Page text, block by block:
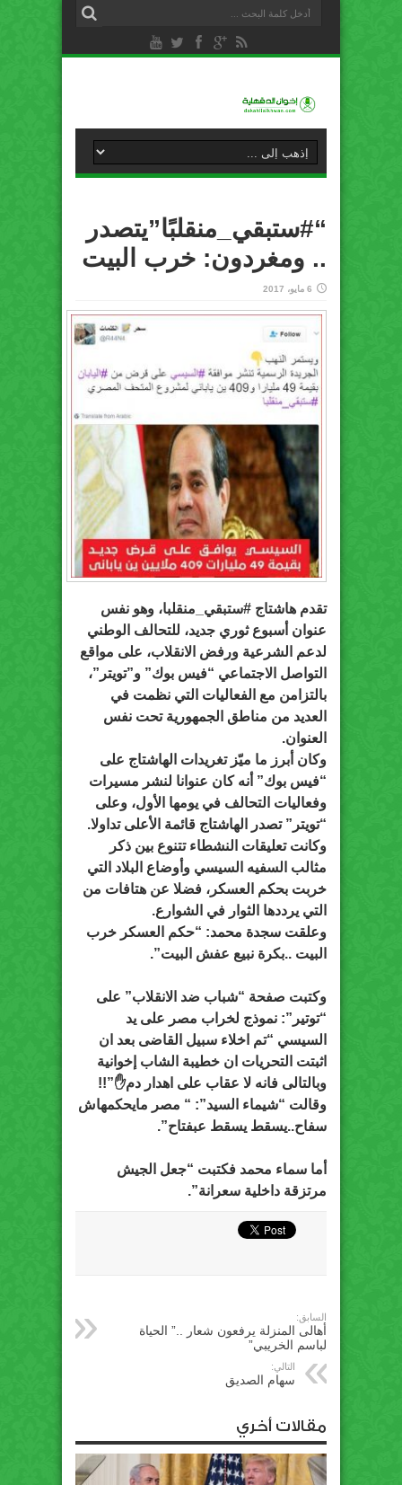
“#ستبقي_منقلبًا”يتصدر
.. ومغردون: خرب البيت
6 مايو، 2017
تقدم هاشتاج #ستبقي_منقلبا، وهو نفس
عنوان أسبوع ثوري جديد، للتحالف الوطني
لدعم الشرعية ورفض الانقلاب، على مواقع
التواصل الاجتماعي “فيس بوك” و”تويتر”،
بالتزامن مع الفعاليات التي نظمت في
العديد من مناطق الجمهورية تحت نفس
العنوان.
وكان أبرز ما ميّز تغريدات الهاشتاج على
“فيس بوك” أنه كان عنوانا لنشر مسيرات
وفعاليات التحالف في يومها الأول، وعلى
“تويتر” تصدر الهاشتاج قائمة الأعلى تداولا.
وكانت تعليقات النشطاء تتنوع بين ذكر
مثالب السفيه السيسي وأوضاع البلاد التي
خربت بحكم العسكر، فضلا عن هتافات من
التي يرددها الثوار في الشوارع.
وعلقت سجدة محمد: “حكم العسكر خرب
البيت ..بكرة نبيع عفش البيت”.
وكتبت صفحة “شباب ضد الانقلاب” على
“توتير”: نموذج لخراب مصر على يد
السيسي “تم اخلاء سبيل القاضى بعد ان
اثبتت التحريات ان خطيبة الشاب إخوانية
وبالتالى فانه لا عقاب على اهدار دم✋”!!
وقالت “شيماء السيد”: “‏ مصر مايحكمهاش
سفاح..يسقط يسقط عبفتاح”.
أما سماء محمد فكتبت “جعل الجيش
مرتزقة داخلية سعرانة”.
السابق:
أهالى المنزلة يرفعون شعار ..” الحياة
لباسم الخريبي”
التالي:
سهام الصديق
مقالات أخري